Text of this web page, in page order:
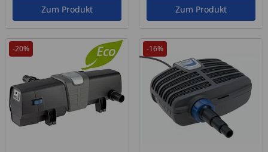
Zum Produkt Zum Produkt
-20% -16%